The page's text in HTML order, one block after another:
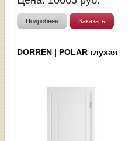
Подробнее Заказать
DORREN | POLAR глухая